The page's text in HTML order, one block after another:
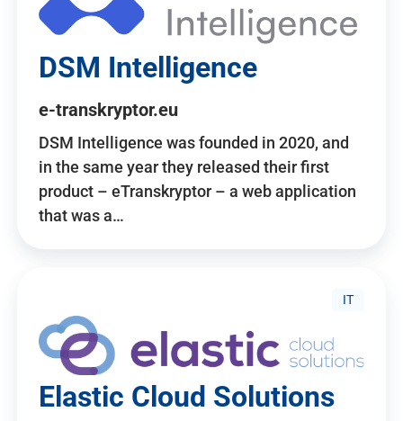
DSM Intelligence
e-transkryptor.eu
DSM Intelligence was founded in 2020, and
in the same year they released their first
product – eTranskryptor – a web application
that was a…
IT
Elastic Cloud Solutions